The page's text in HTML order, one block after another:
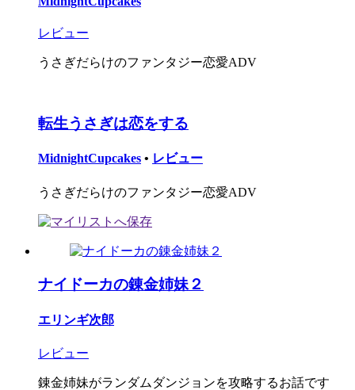
レビュー
うさぎだらけのファンタジー恋愛ADV
転生うさぎは恋をする
MidnightCupcakes • レビュー
うさぎだらけのファンタジー恋愛ADV
ナイドーカの錬金姉妹２
エリンギ次郎
レビュー
錬金姉妹がランダムダンジョンを攻略するお話です